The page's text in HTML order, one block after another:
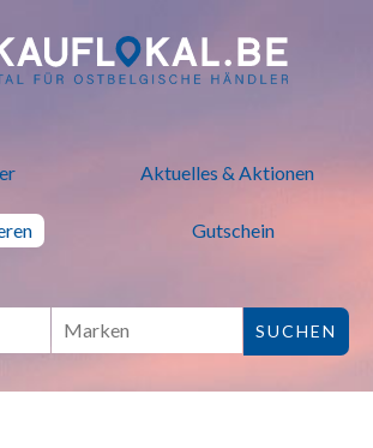
lokal - Bei lokalen
Aktuelles & Aktionen
Gutschein